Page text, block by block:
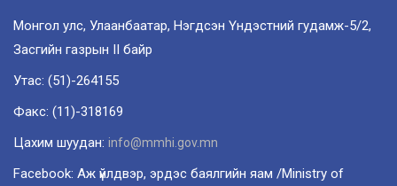
Монгол улс, Улаанбаатар, Нэгдсэн Үндэстний гудамж-5/2,
Засгийн газрын II байр
Утас: (51)-264155
Факс: (11)-318169
Цахим шуудан: info@mmhi.gov.mn
Facebook: Аж үйлдвэр, эрдэс баялгийн яам /Ministry of